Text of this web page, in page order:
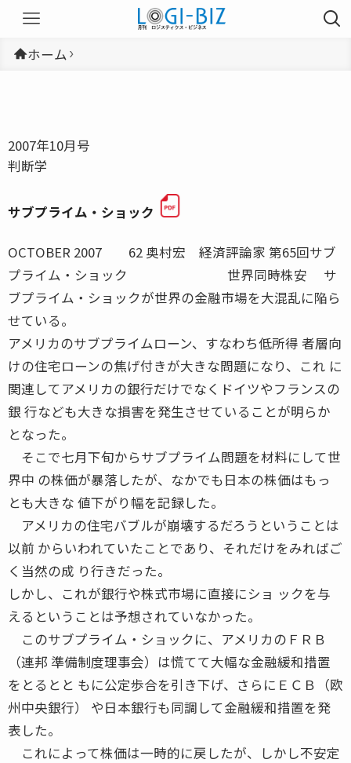
ホーム
2007年10月号
判断学
サブプライム・ショック
OCTOBER 2007 62 奥村宏 経済評論家 第65回サブ
プライム・ショック 世界同時株安 サ
ブプライム・ショックが世界の金融市場を大混乱に陥ら
せている。
アメリカのサブプライムローン、すなわち低所得 者層向
けの住宅ローンの焦げ付きが大きな問題になり、これ に
関連してアメリカの銀行だけでなくドイツやフランスの
銀 行なども大きな損害を発生させていることが明らか
となった。
そこで七月下旬からサブプライム問題を材料にして世
界中 の株価が暴落したが、なかでも日本の株価はもっ
とも大きな 値下がり幅を記録した。
アメリカの住宅バブルが崩壊するだろうということは
以前 からいわれていたことであり、それだけをみればご
く当然の成 り行きだった。
しかし、これが銀行や株式市場に直接にショ ックを与
えるということは予想されていなかった。
このサブプライム・ショックに、アメリカのＦＲＢ
（連邦 準備制度理事会）は慌てて大幅な金融緩和措置
をとるとと もに公定歩合を引き下げ、さらにＥＣＢ（欧
州中央銀行） や日本銀行も同調して金融緩和措置を発
表した。
これによって株価は一時的に戻したが、しかし不安定